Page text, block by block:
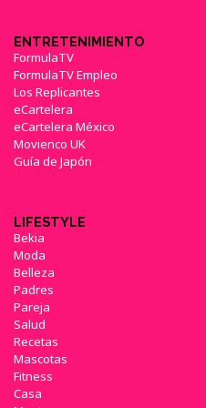
ENTRETENIMIENTO
FormulaTV
FormulaTV Empleo
Los Replicantes
eCartelera
eCartelera México
Movienco UK
Guía de Japón
LIFESTYLE
Bekia
Moda
Belleza
Padres
Pareja
Salud
Recetas
Mascotas
Fitness
Casa